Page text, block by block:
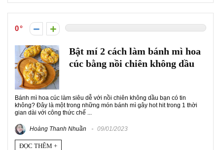
0
Bật mí 2 cách làm bánh mì hoa
cúc bằng nồi chiên không dầu
Bánh mì hoa cúc làm siêu dễ với nồi chiên không dầu bạn có tin
không? Đây là một trong những món bánh mì gây hot hit trong 1 thời
gian dài với công thức chế ...
Hoàng Thanh Nhuần 09/01/2023
ĐỌC THÊM +